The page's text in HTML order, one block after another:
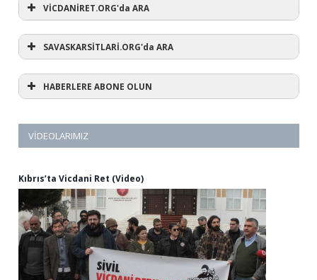
VİCDANİRET.ORG'da ARA
SAVASKARSİTLARİ.ORG'da ARA
HABERLERE ABONE OLUN
VIDEOLARIMIZ
Kıbrıs’ta Vicdani Ret (Video)